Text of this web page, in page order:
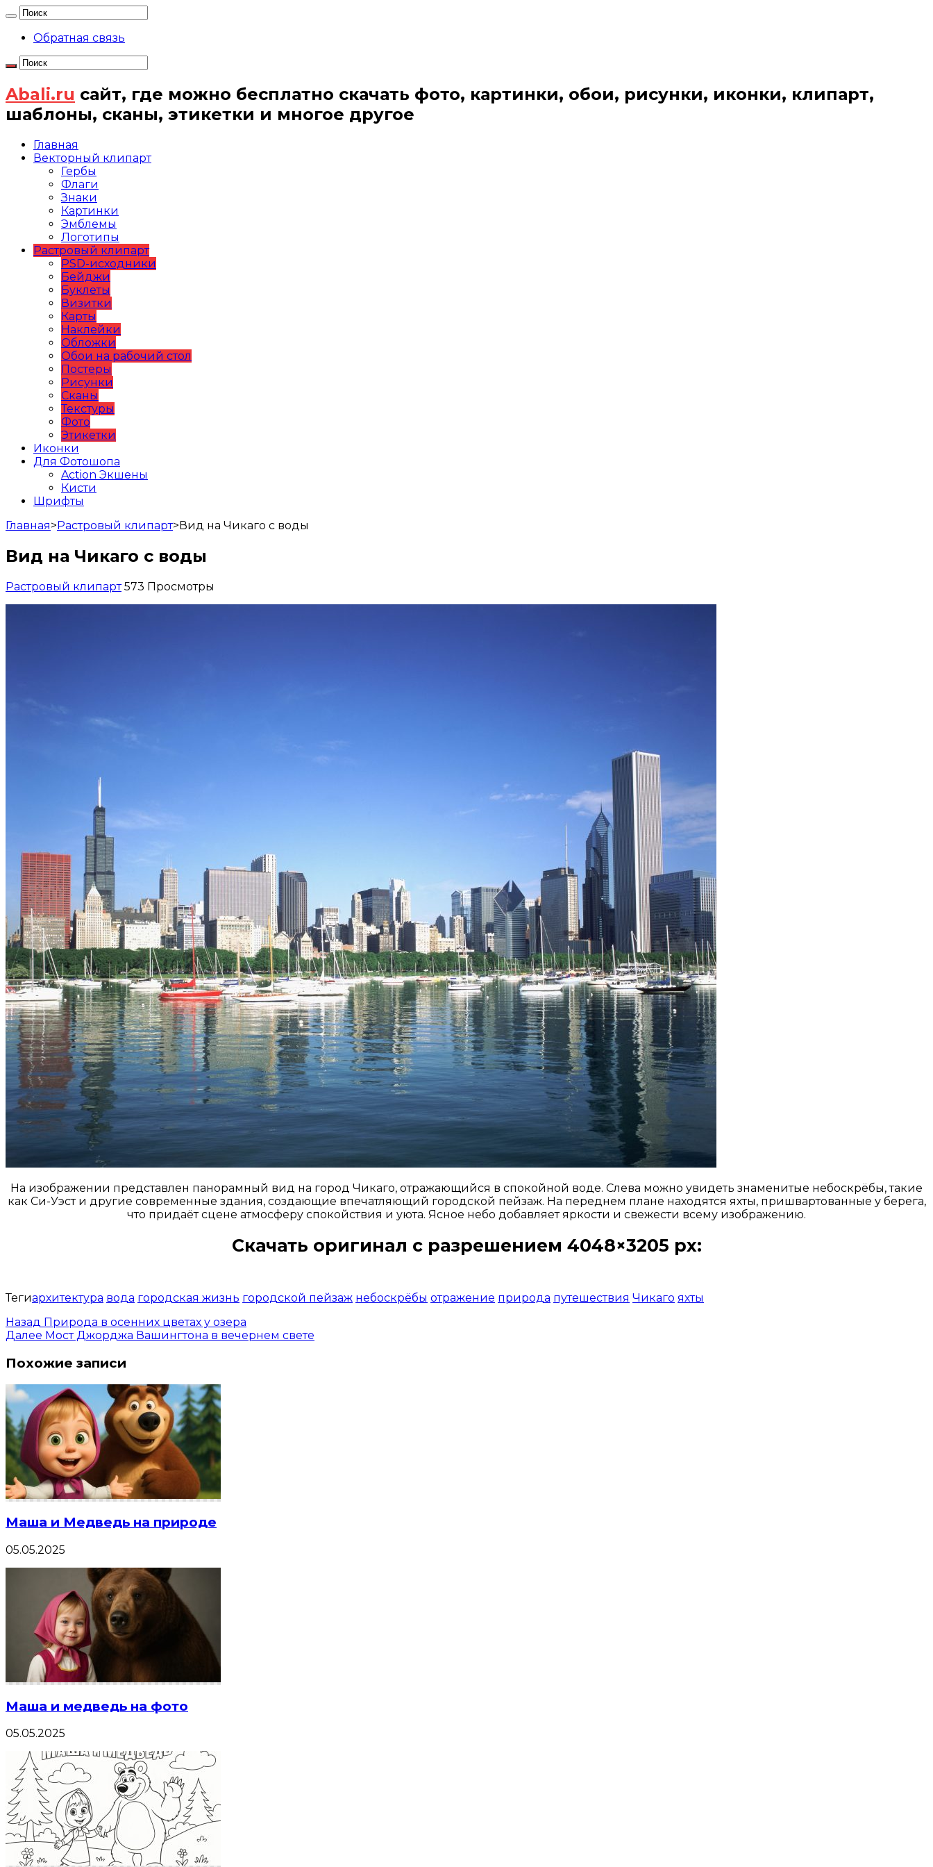
Обратная связь
Abali.ru сайт, где можно бесплатно скачать фото, картинки, обои, рисунки, иконки, клипарт,
шаблоны, сканы, этикетки и многое другое
Главная
Векторный клипарт
Гербы
Флаги
Знаки
Картинки
Эмблемы
Логотипы
Растровый клипарт
PSD-исходники
Бейджи
Буклеты
Визитки
Карты
Наклейки
Обложки
Обои на рабочий стол
Постеры
Рисунки
Сканы
Текстуры
Фото
Этикетки
Иконки
Для Фотошопа
Action Экшены
Кисти
Шрифты
Главная>Растровый клипарт>Вид на Чикаго с воды
Вид на Чикаго с воды
Растровый клипарт 573 Просмотры
На изображении представлен панорамный вид на город Чикаго, отражающийся в спокойной воде. Слева можно увидеть знаменитые небоскрёбы, такие
как Си-Уэст и другие современные здания, создающие впечатляющий городской пейзаж. На переднем плане находятся яхты, пришвартованные у берега,
что придаёт сцене атмосферу спокойствия и уюта. Ясное небо добавляет яркости и свежести всему изображению.
Скачать оригинал с разрешением 4048×3205 px:
Тегиархитектура вода городская жизнь городской пейзаж небоскрёбы отражение природа путешествия Чикаго яхты
Назад Природа в осенних цветах у озера
Далее Мост Джорджа Вашингтона в вечернем свете
Похожие записи
Маша и Медведь на природе
05.05.2025
Маша и медведь на фото
05.05.2025